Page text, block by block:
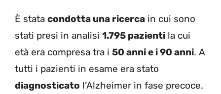
È stata condotta una ricerca in cui sono
stati presi in analisi 1.795 pazienti la cui
età era compresa tra i 50 anni e i 90 anni. A
tutti i pazienti in esame era stato
diagnosticato l’Alzheimer in fase precoce.